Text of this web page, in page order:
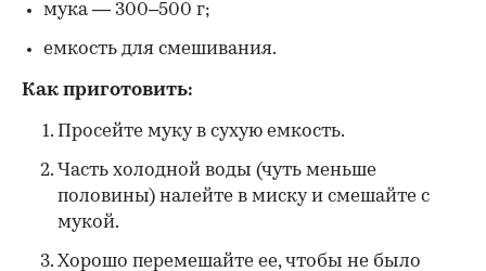
мука — 300–500 г;
емкость для смешивания.
Как приготовить:
Просейте муку в сухую емкость.
Часть холодной воды (чуть меньше
половины) налейте в миску и смешайте с
мукой.
Хорошо перемешайте ее, чтобы не было